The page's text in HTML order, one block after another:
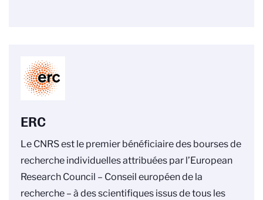
ERC
Le CNRS est le premier bénéficiaire des bourses de
recherche individuelles attribuées par l’European
Research Council – Conseil européen de la
recherche – à des scientifiques issus de tous les